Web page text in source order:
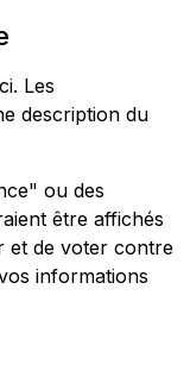
Les
description du
ou des
être affichés
et de voter contre
informations